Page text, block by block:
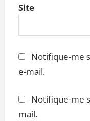
Site
Notifique-me
e-mail.
Notifique-me
mail.